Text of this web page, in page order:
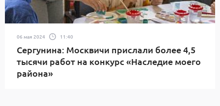
06 мая 2024 11:40
Сергунина: Москвичи прислали более 4,5
тысячи работ на конкурс «Наследие моего
района»